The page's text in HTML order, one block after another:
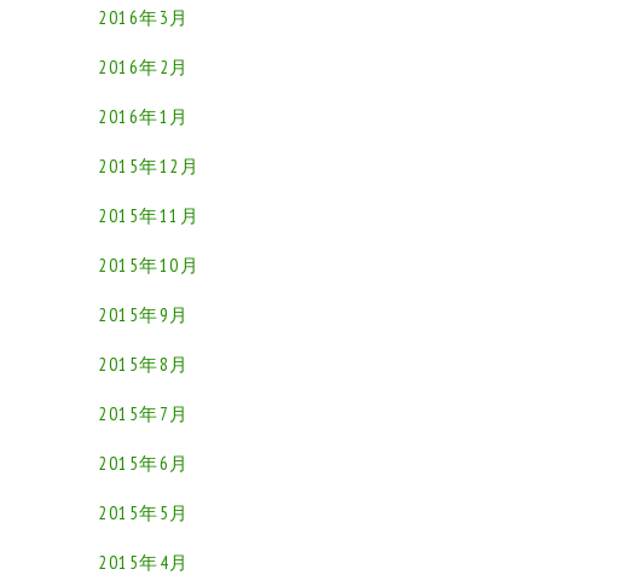
2016年3月
2016年2月
2016年1月
2015年12月
2015年11月
2015年10月
2015年9月
2015年8月
2015年7月
2015年6月
2015年5月
2015年4月